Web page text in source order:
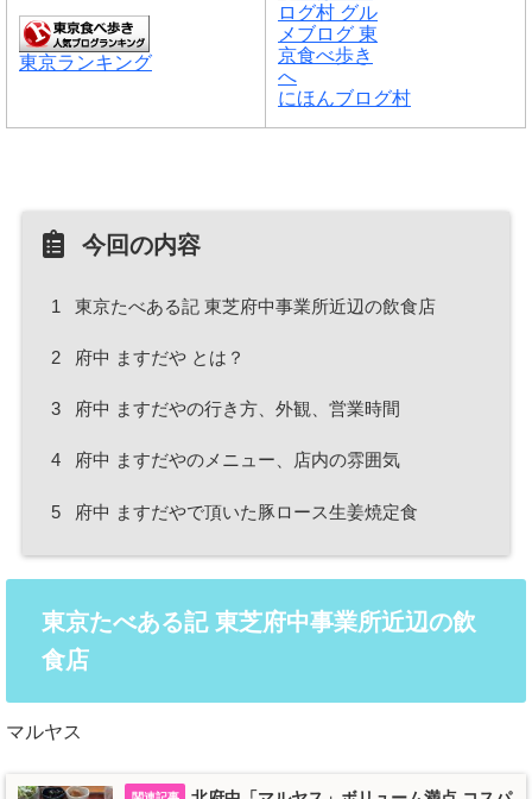
東京ランキング
にほんブログ村
今回の内容
1 東京たべある記 東芝府中事業所近辺の飲食店
2 府中 ますだや とは？
3 府中 ますだやの行き方、外観、営業時間
4 府中 ますだやのメニュー、店内の雰囲気
5 府中 ますだやで頂いた豚ロース生姜焼定食
東京たべある記 東芝府中事業所近辺の飲
食店
マルヤス